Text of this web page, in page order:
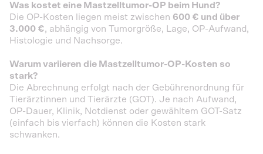
Was kostet eine Mastzelltumor-OP beim Hund?
Die OP-Kosten liegen meist zwischen 600 € und über
3.000 €, abhängig von Tumorgröße, Lage, OP-Aufwand,
Histologie und Nachsorge.
Warum variieren die Mastzelltumor-OP-Kosten so
stark?
Die Abrechnung erfolgt nach der Gebührenordnung für
Tierärztinnen und Tierärzte (GOT). Je nach Aufwand,
OP-Dauer, Klinik, Notdienst oder gewähltem GOT-Satz
(einfach bis vierfach) können die Kosten stark
schwanken.